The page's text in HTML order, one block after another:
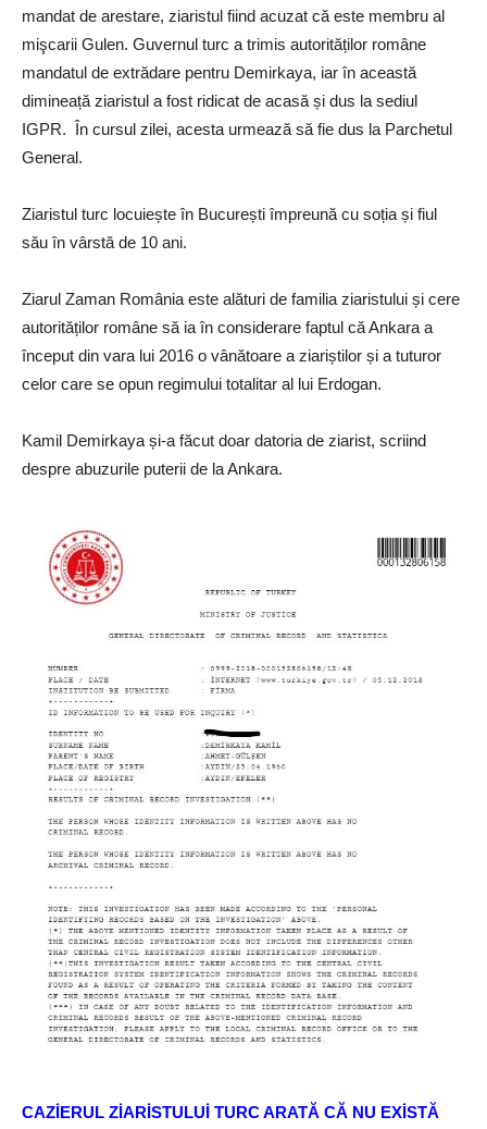
mandat de arestare, ziaristul fiind acuzat că este membru al
mişcarii Gulen. Guvernul turc a trimis autorităților române
mandatul de extrădare pentru Demirkaya, iar în această
dimineață ziaristul a fost ridicat de acasă și dus la sediul
IGPR. În cursul zilei, acesta urmează să fie dus la Parchetul
General.
Ziaristul turc locuiește în București împreună cu soția și fiul
său în vârstă de 10 ani.
Ziarul Zaman România este alături de familia ziaristului și cere
autorităților române să ia în considerare faptul că Ankara a
început din vara lui 2016 o vânătoare a ziariștilor și a tuturor
celor care se opun regimului totalitar al lui Erdogan.
Kamil Demirkaya și-a făcut doar datoria de ziarist, scriind
despre abuzurile puterii de la Ankara.
CAZİERUL ZİARİSTULUİ TURC ARATĂ CĂ NU EXİSTĂ